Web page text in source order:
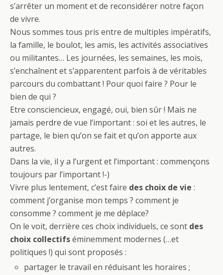
s’arrêter un moment et de reconsidérer notre façon
de vivre.
Nous sommes tous pris entre de multiples impératifs,
la famille, le boulot, les amis, les activités associatives
ou militantes… Les journées, les semaines, les mois,
s’enchaînent et s’apparentent parfois à de véritables
parcours du combattant ! Pour quoi faire ? Pour le
bien de qui ?
Etre consciencieux, engagé, oui, bien sûr ! Mais ne
jamais perdre de vue l’important : soi et les autres, le
partage, le bien qu’on se fait et qu’on apporte aux
autres.
Dans la vie, il y a l’urgent et l’important : commençons
toujours par l’important !-)
Vivre plus lentement, c’est faire des choix de vie :
comment j’organise mon temps ? comment je
consomme ? comment je me déplace?
On le voit, derrière ces choix individuels, ce sont des
choix collectifséminemment modernes (…et
politiques !) qui sont proposés :
partager le travail en réduisant les horaires ;